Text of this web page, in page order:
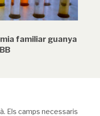
familiar guanya
Els camps necessaris